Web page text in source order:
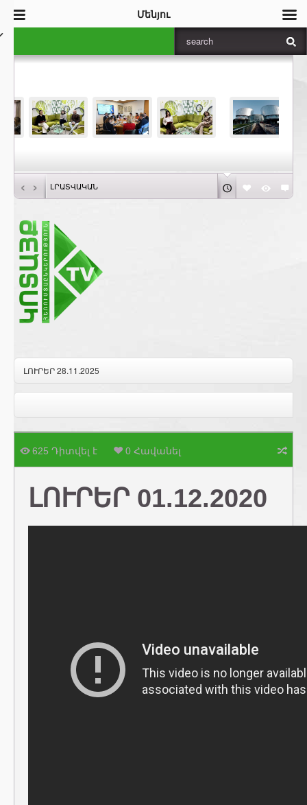
‹ › ԼՐԱՏՎԱԿԱՆ
ԼՈՒՐԵՐ 28.11.2025
625 Դիտվել է 0 Հավանել
ԼՈՒՐԵՐ 01.12.2020
Մենյու